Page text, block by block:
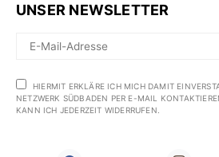
UNSER NEWSLETTER
HIERMIT ERKLÄRE ICH MICH DAMIT
NETZWERK SÜDBADEN PER E-MAIL
KANN ICH JEDERZEIT WIDERRUFEN.